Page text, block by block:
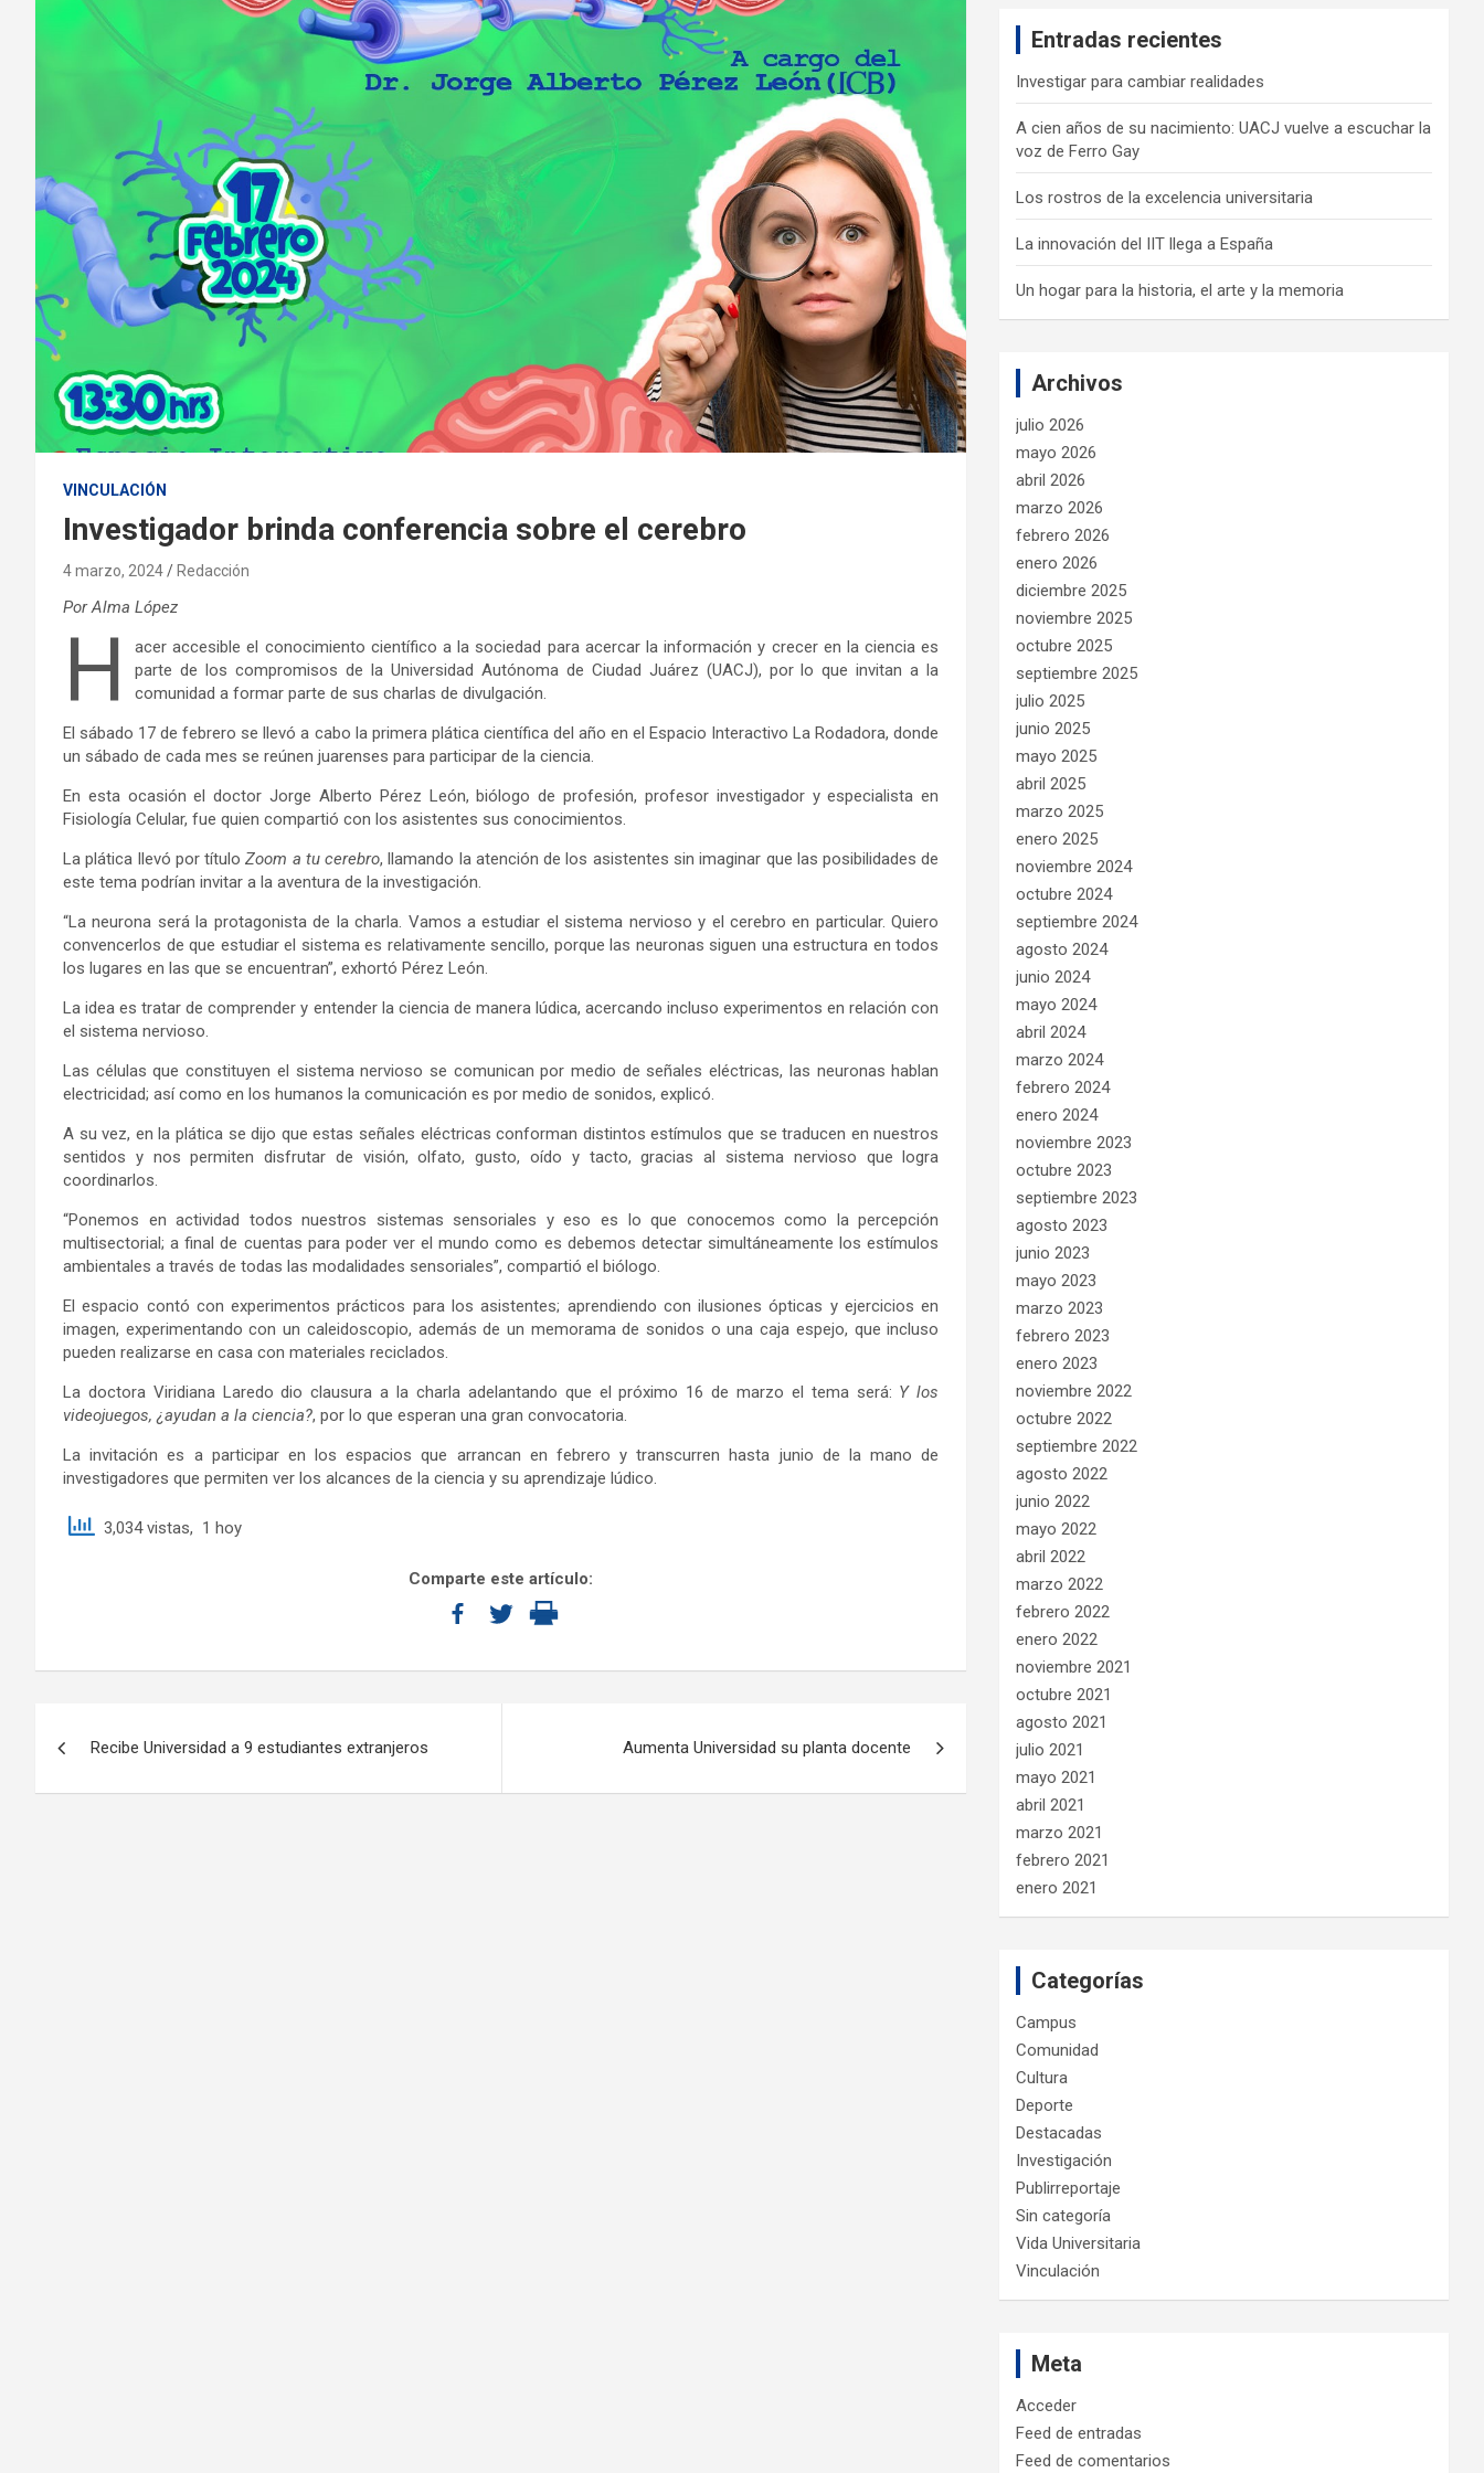
VINCULACIÓN
Investigador brinda conferencia sobre el cerebro
4 marzo, 2024 Redacción
Por Alma López
H
acer accesible el conocimiento científico a la sociedad para acercar la información y crecer en la ciencia es
parte de los compromisos de la Universidad Autónoma de Ciudad Juárez (UACJ), por lo que invitan a la
comunidad a formar parte de sus charlas de divulgación.
El sábado 17 de febrero se llevó a cabo la primera plática científica del año en el Espacio Interactivo La Rodadora, donde
un sábado de cada mes se reúnen juarenses para participar de la ciencia.
En esta ocasión el doctor Jorge Alberto Pérez León, biólogo de profesión, profesor investigador y especialista en
Fisiología Celular, fue quien compartió con los asistentes sus conocimientos.
La plática llevó por títuloZoom a tu cerebro, llamando la atención de los asistentes sin imaginar que las posibilidades de
este tema podrían invitar a la aventura de la investigación.
“La neurona será la protagonista de la charla. Vamos a estudiar el sistema nervioso y el cerebro en particular. Quiero
convencerlos de que estudiar el sistema es relativamente sencillo, porque las neuronas siguen una estructura en todos
los lugares en las que se encuentran”, exhortó Pérez León.
La idea es tratar de comprender y entender la ciencia de manera lúdica, acercando incluso experimentos en relación con
el sistema nervioso.
Las células que constituyen el sistema nervioso se comunican por medio de señales eléctricas, las neuronas hablan
electricidad; así como en los humanos la comunicación es por medio de sonidos, explicó.
A su vez, en la plática se dijo que estas señales eléctricas conforman distintos estímulos que se traducen en nuestros
sentidos y nos permiten disfrutar de visión, olfato, gusto, oído y tacto, gracias al sistema nervioso que logra
coordinarlos.
“Ponemos en actividad todos nuestros sistemas sensoriales y eso es lo que conocemos como la percepción
multisectorial; a final de cuentas para poder ver el mundo como es debemos detectar simultáneamente los estímulos
ambientales a través de todas las modalidades sensoriales”, compartió el biólogo.
El espacio contó con experimentos prácticos para los asistentes; aprendiendo con ilusiones ópticas y ejercicios en
imagen, experimentando con un caleidoscopio, además de un memorama de sonidos o una caja espejo, que incluso
pueden realizarse en casa con materiales reciclados.
La doctora Viridiana Laredo dio clausura a la charla adelantando que el próximo 16 de marzo el tema será: Y los
videojuegos, ¿ayudan a la ciencia?, por lo que esperan una gran convocatoria.
La invitación es a participar en los espacios que arrancan en febrero y transcurren hasta junio de la mano de
investigadores que permiten ver los alcances de la ciencia y su aprendizaje lúdico.
3,034 vistas, 1 hoy
Comparte este artículo:
Recibe Universidad a 9 estudiantes extranjeros Aumenta Universidad su planta docente
Entradas recientes
Investigar para cambiar realidades
A cien años de su nacimiento: UACJ vuelve a escuchar la
voz de Ferro Gay
Los rostros de la excelencia universitaria
La innovación del IIT llega a España
Un hogar para la historia, el arte y la memoria
Archivos
julio 2026
mayo 2026
abril 2026
marzo 2026
febrero 2026
enero 2026
diciembre 2025
noviembre 2025
octubre 2025
septiembre 2025
julio 2025
junio 2025
mayo 2025
abril 2025
marzo 2025
enero 2025
noviembre 2024
octubre 2024
septiembre 2024
agosto 2024
junio 2024
mayo 2024
abril 2024
marzo 2024
febrero 2024
enero 2024
noviembre 2023
octubre 2023
septiembre 2023
agosto 2023
junio 2023
mayo 2023
marzo 2023
febrero 2023
enero 2023
noviembre 2022
octubre 2022
septiembre 2022
agosto 2022
junio 2022
mayo 2022
abril 2022
marzo 2022
febrero 2022
enero 2022
noviembre 2021
octubre 2021
agosto 2021
julio 2021
mayo 2021
abril 2021
marzo 2021
febrero 2021
enero 2021
Categorías
Campus
Comunidad
Cultura
Deporte
Destacadas
Investigación
Publirreportaje
Sin categoría
Vida Universitaria
Vinculación
Meta
Acceder
Feed de entradas
Feed de comentarios